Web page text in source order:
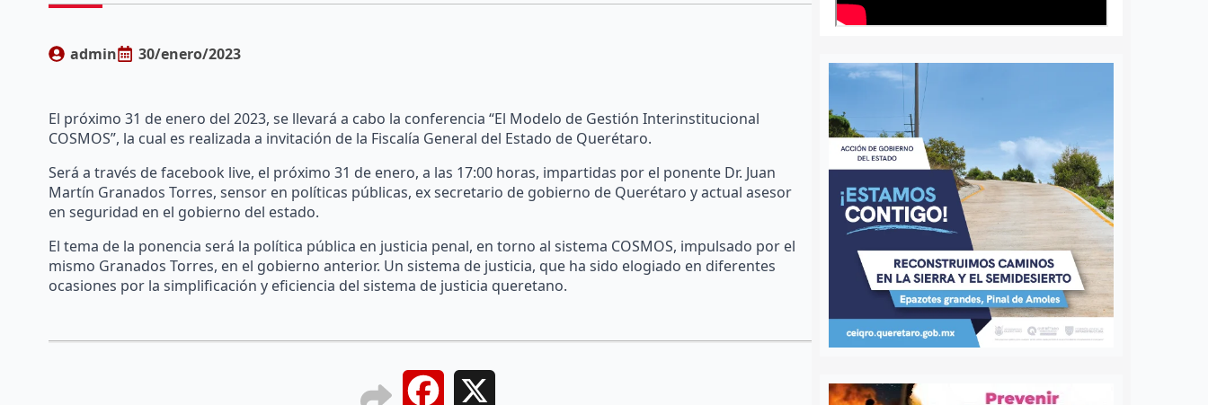
admin 30/enero/2023
El próximo 31 de enero del 2023, se llevará a cabo la conferencia “El Modelo de Gestión Interinstitucional
COSMOS”, la cual es realizada a invitación de la Fiscalía General del Estado de Querétaro.
Será a través de facebook live, el próximo 31 de enero, a las 17:00 horas, impartidas por el ponente Dr. Juan
Martín Granados Torres, sensor en políticas públicas, ex secretario de gobierno de Querétaro y actual asesor
en seguridad en el gobierno del estado.
El tema de la ponencia será la política pública en justicia penal, en torno al sistema COSMOS, impulsado por el
mismo Granados Torres, en el gobierno anterior. Un sistema de justicia, que ha sido elogiado en diferentes
ocasiones por la simplificación y eficiencia del sistema de justicia queretano.
Facebook